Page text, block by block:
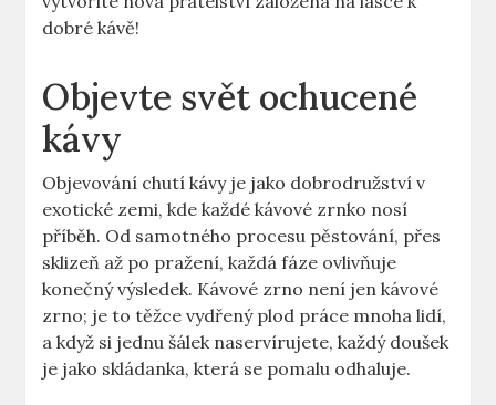
dobré kávě!
Objevte svět ochucené
kávy
Objevování chutí kávy je jako dobrodružství v
exotické zemi, kde každé kávové zrnko nosí
příběh. Od samotného procesu pěstování, přes
sklizeň až po pražení, každá fáze ovlivňuje
konečný výsledek. Kávové zrno není jen kávové
zrno; je to těžce vydřený plod práce mnoha lidí,
a když si jednu šálek naservírujete, každý doušek
je jako skládanka, která se pomalu odhaluje.